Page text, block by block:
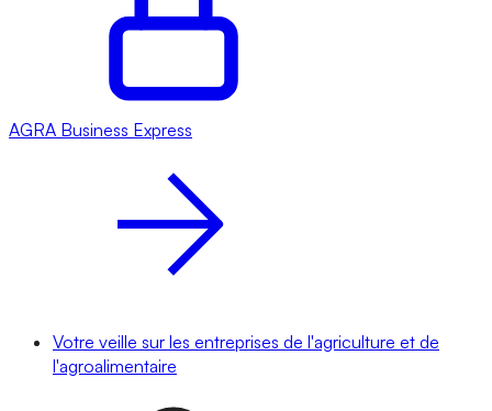
AGRA Business Express
Votre veille sur les entreprises de l'agriculture et de
l'agroalimentaire